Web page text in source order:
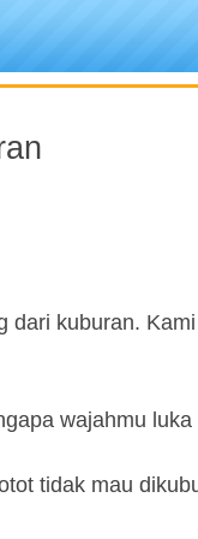
dari kuburan.
wajahmu
tidak mau